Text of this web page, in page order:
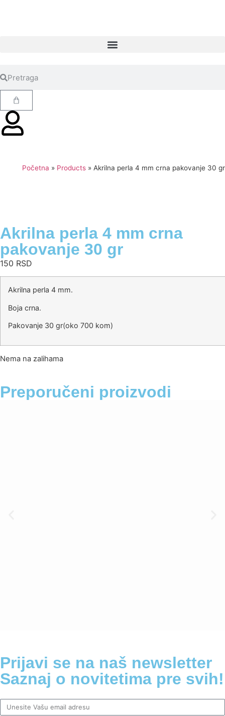
Početna » Products » Akrilna perla 4 mm crna pakovanje 30 gr
Akrilna perla 4 mm crna
pakovanje 30 gr
150 RSD
Akrilna perla 4 mm.
Boja crna.
Pakovanje 30 gr(oko 700 kom)
Nema na zalihama
Preporučeni proizvodi
Prijavi se na naš newsletter
Saznaj o novitetima pre svih!